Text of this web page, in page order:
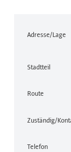
Adresse/Lage
Stadtteil
Route
Zuständig/
Telefon